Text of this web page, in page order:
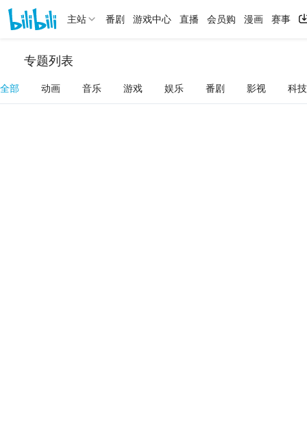
主站 番剧 游戏中心 直播 会员购 漫画 赛事
专题列表
全部 动画 音乐 游戏 娱乐 番剧 影视 科技